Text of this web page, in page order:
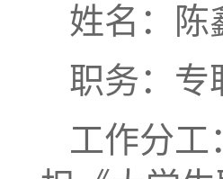
姓名：陈
职务：专
工作分工